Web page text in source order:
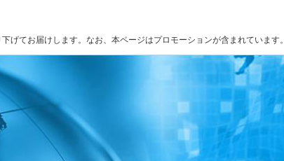
げてお届けします。なお、本ページはプロモーションが含まれています。